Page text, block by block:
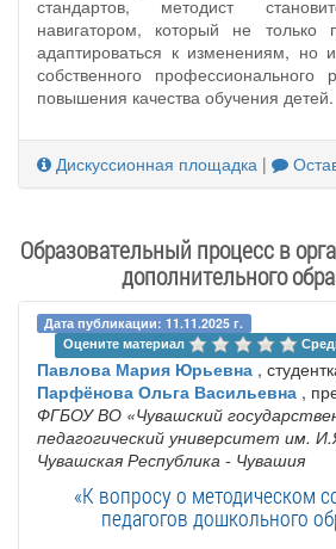
стандартов, методист
навигатором, который не только
адаптироваться к изменениям, но
собственного
повышения качества обучения детей.
Дискуссионная площадка |
Образовательный процесс в
дополнительного
Дата публикации: 11.11.2025 г.
Оцените материал
Павлова Мария Юрьевна ,
Парфёнова Ольга Васильевна ,
ФГБОУ ВО «Чувашский
педагогический университет им.
Чувашская Республика - Чувашия
«К вопросу о методическом
педагогов дошкольного